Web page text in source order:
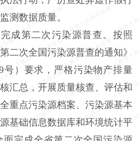
测数据质量。
完成第二次污染源普查。按照
二次全国污染源普查的通知》
号）要求，严格污染物产排量
汇总，开展质量核查、评估和
重点污染源档案、污染源基本
基础信息数据库和环境统计平